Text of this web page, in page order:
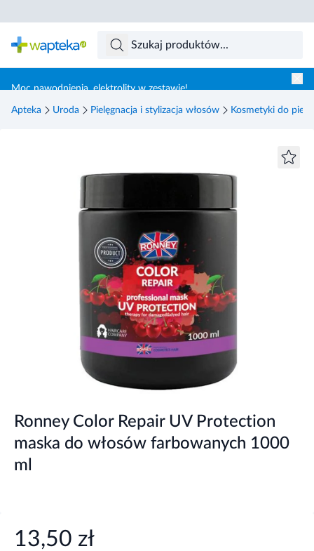
Moc nawodnienia, elektrolity w zestawie!
Apteka Uroda Pielęgnacja i stylizacja włosów Kosmetyki do
Ronney Color Repair UV Protection
maska do włosów farbowanych 1000
ml
13,50 zł